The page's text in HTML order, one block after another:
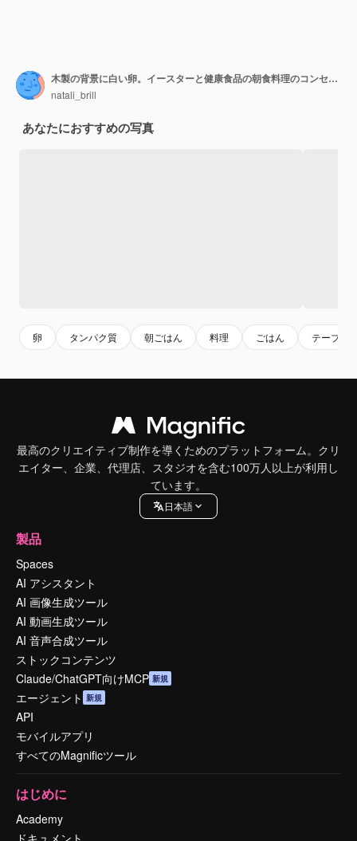
木製の背景に白い卵。イースターと健康食品の朝食料理のコンセプト
natali_brill
あなたにおすすめの写真
卵 タンパク質 朝ごはん 料理 ごはん テーブル
最高のクリエイティブ制作を導くためのプラットフォーム。クリ
エイター、企業、代理店、スタジオを含む100万人以上が利用し
ています。
日本語
製品
Spaces
AI アシスタント
AI 画像生成ツール
AI 動画生成ツール
AI 音声合成ツール
ストックコンテンツ
Claude/ChatGPT向けMCP 新規
エージェント 新規
API
モバイルアプリ
すべてのMagnificツール
はじめに
Academy
ドキュメント